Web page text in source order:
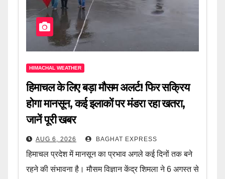
HIMACHAL WEATHER
हिमाचल के लिए बड़ा मौसम अलर्ट! फिर सक्रिय
होगा मानसून, कई इलाकों पर मंडरा रहा खतरा,
जानें पूरी खबर
AUG 6, 2026 BAGHAT EXPRESS
हिमाचल प्रदेश में मानसून का प्रभाव अगले कई दिनों तक बने
रहने की संभावना है। मौसम विज्ञान केंद्र शिमला ने 6 अगस्त से